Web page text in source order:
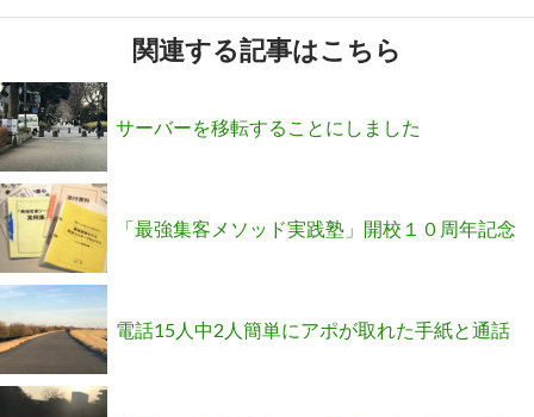
関連する記事はこちら
サーバーを移転することにしました
「最強集客メソッド実践塾」開校１０周年記念
キャンペーン
電話15人中2人簡単にアポが取れた手紙と通話